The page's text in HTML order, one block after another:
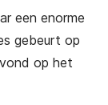
een enorme
gebeurt op
op het